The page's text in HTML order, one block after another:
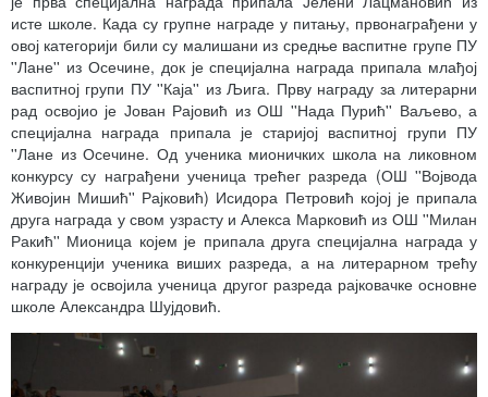
исте школе. Када су групне награде у питању, првонаграђени у
овој категорији били су малишани из средње васпитне групе ПУ
''Лане'' из Осечине, док је специјална награда припала млађој
васпитној групи ПУ ''Каја'' из Љига. Прву награду за литерарни
рад освојио је Јован Рајовић из ОШ ''Нада Пурић'' Ваљево, а
специјална награда припала је старијој васпитној групи ПУ
''Лане из Осечине. Од ученика мионичких школа на ликовном
конкурсу су награђени ученица трећег разреда (ОШ ''Војвода
Живојин Мишић'' Рајковић) Исидора Петровић којој је припала
друга награда у свом узрасту и Алекса Марковић из ОШ ''Милан
Ракић'' Мионица којем је припала друга специјална награда у
конкуренцији ученика виших разреда, а на литерарном трећу
награду је освојила ученица другог разреда рајковачке основне
школе Александра Шујдовић.